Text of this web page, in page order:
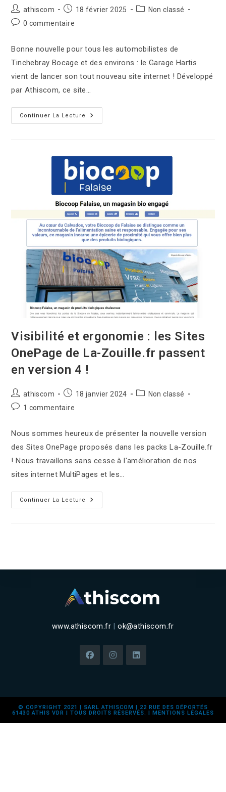
athiscom 18 février 2025
Non classé
0 commentaire
Bonne nouvelle pour tous les automobilistes de
Tinchebray Bocage et des environs : le Garage Hartis
vient de lancer son tout nouveau site internet ! Développé
par Athiscom, ce site…
Continuer La Lecture
Visibilité et ergonomie : les Sites
OnePage de La-Zouille.fr passent
en version 4 !
athiscom 18 janvier 2024
Non classé
1 commentaire
Nous sommes heureux de présenter la nouvelle version
des Sites OnePage proposés dans les packs La-Zouille.fr
! Nous travaillons sans cesse à l'amélioration de nos
sites internet MultiPages et les…
Continuer La Lecture
www.athiscom.fr |ok@athiscom.fr
© COPYRIGHT 2021 | SARL ATHISCOM | 22 RUE DES DÉPORTÉS
61430 ATHIS VDR | TOUS DROITS RÉSERVÉS. |
MENTIONS LÉGALES